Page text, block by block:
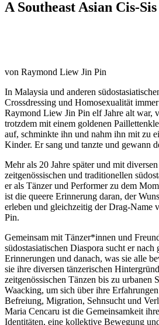
A Southeast Asian Cis-
von Raymond Liew Jin Pin
In Malaysia und anderen
Crossdressing und Homosexualität
Raymond Liew Jin Pin elf Jahre alt war,
trotzdem mit einem goldenen
auf, schminkte ihn und nahm ihn mit zu
Kinder. Er sang und tanzte und gewann
Mehr als 20 Jahre später und mit
zeitgenössischen und traditionellen
er als Tänzer und Performer zu dem
ist die queere Erinnerung daran, der
erleben und gleichzeitig der Drag-Name
Pin.
Gemeinsam mit Tänzer*innen und
südostasiatischen Diaspora sucht er nach
Erinnerungen und danach, was sie alle
sie ihre diversen tänzerischen
zeitgenössischen Tänzen bis zu urbanen
Waacking, um sich über ihre
Befreiung, Migration, Sehnsucht und
Maria Cencaru ist die Gemeinsamkeit
Identitäten, eine kollektive Bewegung